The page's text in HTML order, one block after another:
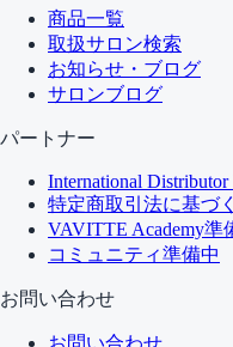
商品一覧
取扱サロン検索
お知らせ・ブログ
サロンブログ
パートナー
International
特定商取引法に基づ
VAVITTE Academy準
コミュニティ準備中
お問い合わせ
お問い合わせ